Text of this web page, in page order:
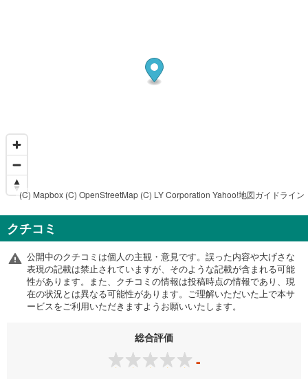
(C) Mapbox (C) OpenStreetMap (C) LY Corporation Yahoo!地図ガイドライン
クチコミ
公開中のクチコミは個人の主観・意見です。誤った内容や大げさな
表現の記載は禁止されていますが、そのような記載が含まれる可能
性があります。また、クチコミの情報は投稿時点の情報であり、現
在の状況とは異なる可能性があります。ご理解いただいた上で本サ
ービスをご利用いただきますようお願いいたします。
総合評価
-